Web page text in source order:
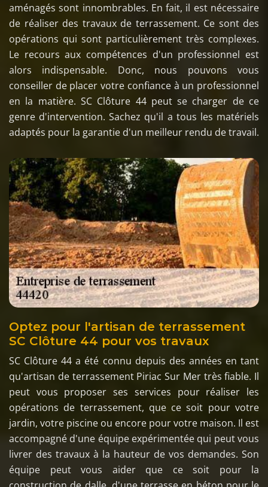
aménagés sont innombrables. En fait, il est nécessaire
de réaliser des travaux de terrassement. Ce sont des
opérations qui sont particulièrement très complexes.
Le recours aux compétences d'un professionnel est
alors indispensable. Donc, nous pouvons vous
conseiller de placer votre confiance à un professionnel
en la matière. SC Clôture 44 peut se charger de ce
genre d'intervention. Sachez qu'il a tous les matériels
adaptés pour la garantie d'un meilleur rendu de travail.
Optez pour l'artisan de terrassement
SC Clôture 44 pour vos travaux
SC Clôture 44 a été connu depuis des années en tant
qu'artisan de terrassement Piriac Sur Mer très fiable. Il
peut vous proposer ses services pour réaliser les
opérations de terrassement, que ce soit pour votre
jardin, votre piscine ou encore pour votre maison. Il est
accompagné d'une équipe expérimentée qui peut vous
livrer des travaux à la hauteur de vos demandes. Son
équipe peut vous aider que ce soit pour la